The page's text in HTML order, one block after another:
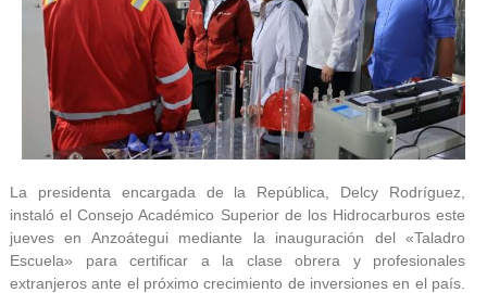
La presidenta encargada de la República, Delcy Rodríguez,
instaló el Consejo Académico Superior de los Hidrocarburos este
jueves en Anzoátegui mediante la inauguración del «Taladro
Escuela» para certificar a la clase obrera y profesionales
extranjeros ante el próximo crecimiento de inversiones en el país.